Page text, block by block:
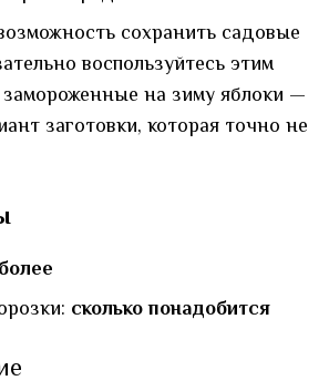
сохранить садовые
воспользуйтесь этим
замороженные на зиму яблоки —
заготовки, которая точно не
сколько понадобится